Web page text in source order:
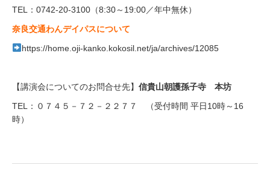
TEL：0742-20-3100（8:30～19:00／年中無休）
奈良交通わんデイパスについて
https://home.oji-kanko.kokosil.net/ja/archives/12085
【講演会についてのお問合せ先】 信貴山朝護孫子寺 本坊
TEL：０７４５－７２－２２７７ （受付時間 平日10時～16
時）